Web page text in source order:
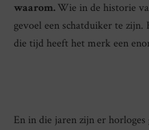
waarom.Wie in de historie
gevoel een schatduiker te
die tijd heeft het merk een
En in die jaren zijn er